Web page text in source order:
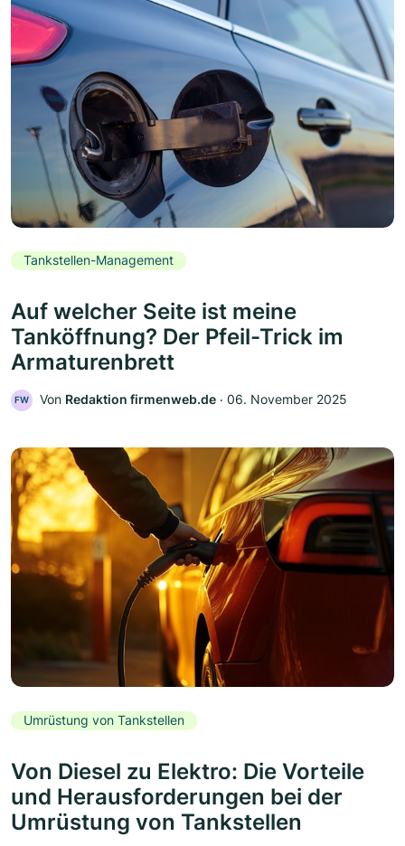
Tankstellen-Management
Auf welcher Seite ist meine
Tanköffnung? Der Pfeil-Trick im
Armaturenbrett
FW Von Redaktion firmenweb.de ‧ 06. November 2025
Umrüstung von Tankstellen
Von Diesel zu Elektro: Die Vorteile
und Herausforderungen bei der
Umrüstung von Tankstellen